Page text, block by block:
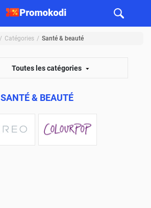
Catégories Santé & beauté
Toutes les catégories
SANTÉ & BEAUTÉ